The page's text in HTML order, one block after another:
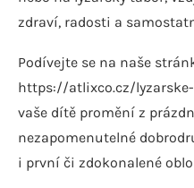
zdraví, radosti a
Podívejte se na naše
https://atlixco.cz/
vaše dítě promění z
nezapomenutelné
i první či zdokonalené